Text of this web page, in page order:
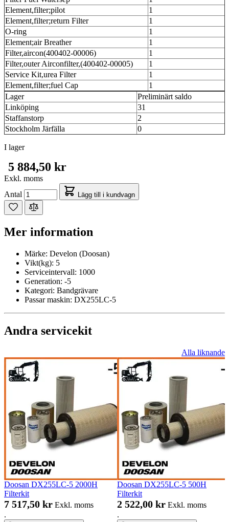
Element,filter;pilot
1
Element,filter;return Filter
1
O-ring
1
Element;air Breather
1
Filter,aircon(400402-00006)
1
Filter,outer Airconfilter,(400402-00005)
1
Service Kit,urea Filter
1
Element,filter;fuel Cap
1
Lager
Preliminärt saldo
Linköping
31
Staffanstorp
2
Stockholm Järfälla
0
I lager
5 884,50 kr
Exkl. moms
Antal
Lägg till i kundvagn
Mer information
Märke: Develon (Doosan)
Vikt(kg): 5
Serviceintervall: 1000
Generation: -5
Kategori: Bandgrävare
Passar maskin: DX255LC-5
Andra servicekit
Alla liknande
Doosan DX255LC-5 2000H
Filterkit
7 517,50 kr Exkl. moms
.
Doosan DX255LC-5 500H
Filterkit
2 522,00 kr Exkl. moms
.